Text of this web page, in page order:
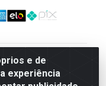
e de
experiência
Construção LTDA
Penha, Rio de